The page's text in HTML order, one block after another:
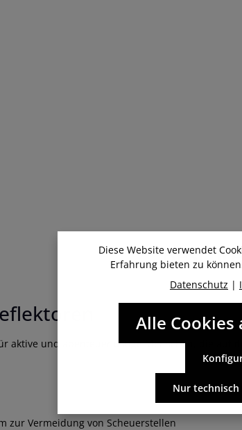
aktive und abenteuerlustige Menschen, die
zur Vermeidung von Scheuerstellen
Diese Website verwendet
Erfahrung bieten zu
Datenschutz |
Nur
Alle